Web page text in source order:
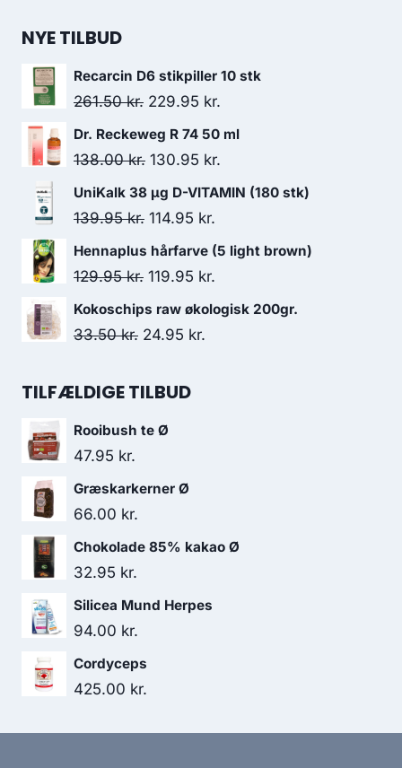
pris
50.95 kr.. 48.95 kr..
NYE TILBUD
Recarcin D6 stikpiller 10 stk
261.50kr. Den
oprindelige
pris
261.50 kr..
229.95 kr.
aktuelle
Dr. Reckeweg R 74 50 ml
138.00kr. Den
oprindelige
pris
var:
138.00 kr..
130.95 kr.
aktuelle
UniKalk 38 µg D-VITAMIN (180 stk)
139.95kr. Den
oprindelige
pris
139.95 kr..
114.95 kr.
aktuelle
Hennaplus hårfarve (5 light brown)
129.95kr. Den
oprindelige
pris
129.95 kr..
119.95 kr.
aktuelle
Kokoschips raw økologisk 200gr.
33.50kr. Den
pris
33.50 kr..
24.95 kr.
TILFÆLDIGE TILBUD
Rooibush te Ø
47.95 kr.
Græskarkerner Ø
66.00 kr.
Chokolade 85% kakao Ø
32.95 kr.
Silicea Mund Herpes
94.00 kr.
Cordyceps
425.00 kr.